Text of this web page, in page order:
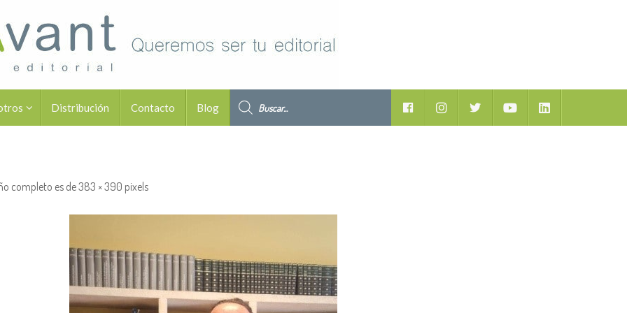
Distribución Contacto Blog
Facebook YoutubeLinkedIn
completo es de383 × 390 pixels